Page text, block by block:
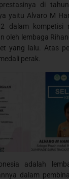
di
yaitu Alvaro M
dalam kompetisi
oleh lembaga
yang lalu. Atas
perak.
adalah
dalam